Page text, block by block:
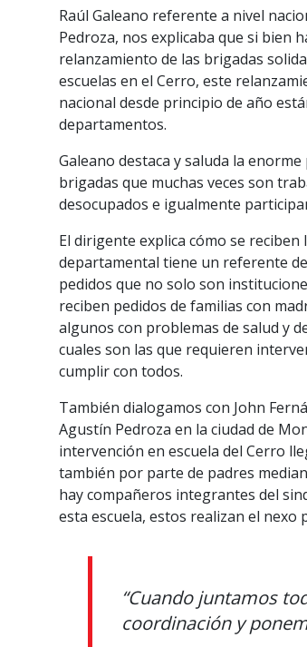
Raúl Galeano referente a nivel
Pedroza, nos explicaba que si bien
relanzamiento de las brigadas
escuelas en el Cerro, este
nacional desde principio de año
departamentos.
Galeano destaca y saluda la
brigadas que muchas veces son
desocupados e igualmente
El dirigente explica cómo se
departamental tiene un referente
pedidos que no solo son
reciben pedidos de familias con
algunos con problemas de salud y
cuales son las que requieren
cumplir con todos.
También dialogamos con John
Agustín Pedroza en la ciudad de
intervención en escuela del Cerro
también por parte de padres
hay compañeros integrantes del
esta escuela, estos realizan el nexo
“Cuando juntamos
coordinación y